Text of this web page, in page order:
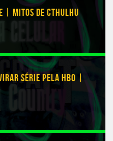
| MITOS DE CTHULHU
SÉRIE PELA HBO |